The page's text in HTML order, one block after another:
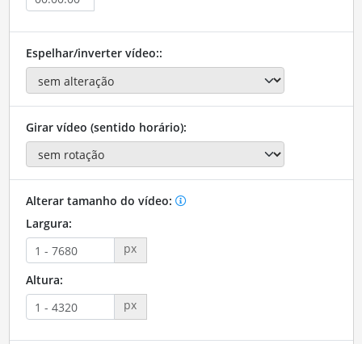
Espelhar/inverter vídeo::
Girar vídeo (sentido horário):
Alterar tamanho do vídeo:
Largura:
px
Altura:
px